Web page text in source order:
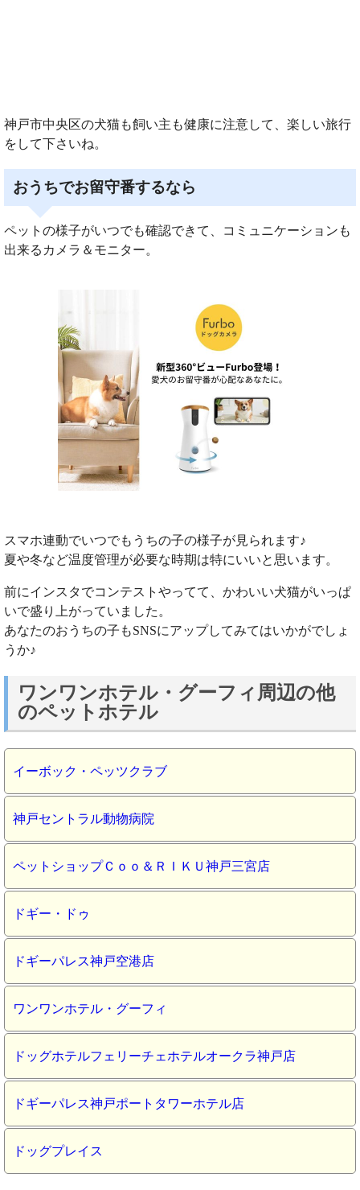
神戸市中央区の犬猫も飼い主も健康に注意して、楽しい旅行
をして下さいね。
おうちでお留守番するなら
ペットの様子がいつでも確認できて、コミュニケーションも
出来るカメラ＆モニター。
スマホ連動でいつでもうちの子の様子が見られます♪
夏や冬など温度管理が必要な時期は特にいいと思います。
前にインスタでコンテストやってて、かわいい犬猫がいっぱ
いで盛り上がっていました。
あなたのおうちの子もSNSにアップしてみてはいかがでしょ
うか♪
ワンワンホテル・グーフィ周辺の他
のペットホテル
イーボック・ペッツクラブ
神戸セントラル動物病院
ペットショップＣｏｏ＆ＲＩＫＵ神戸三宮店
ドギー・ドゥ
ドギーパレス神戸空港店
ワンワンホテル・グーフィ
ドッグホテルフェリーチェホテルオークラ神戸店
ドギーパレス神戸ポートタワーホテル店
ドッグプレイス